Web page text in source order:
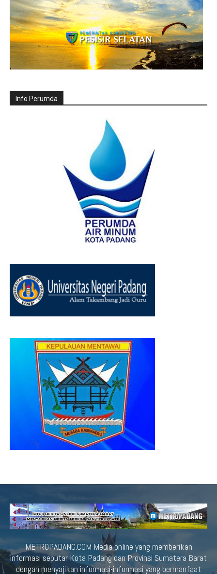
Info Perumda
METROPADANG.COM Media online yang memberikan
informasi seputar Kota Padang dan Provinsi Sumatera Barat
dengan menyajikan informasi-informasi yang bermanfaat